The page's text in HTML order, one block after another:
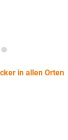
in allen Orten